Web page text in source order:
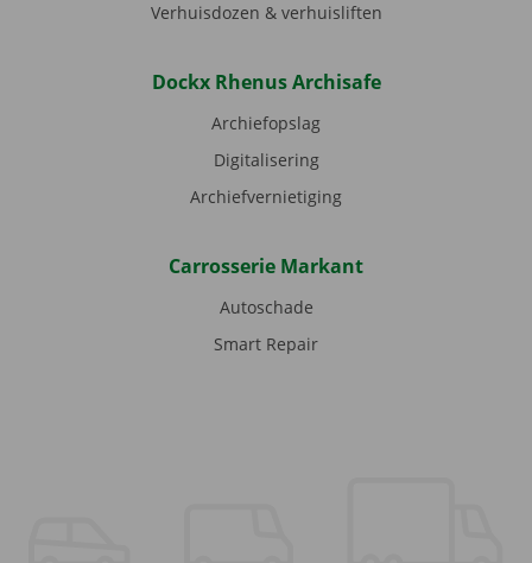
Verhuisdozen & verhuisliften
Dockx Rhenus Archisafe
Archiefopslag
Digitalisering
Archiefvernietiging
Carrosserie Markant
Autoschade
Smart Repair